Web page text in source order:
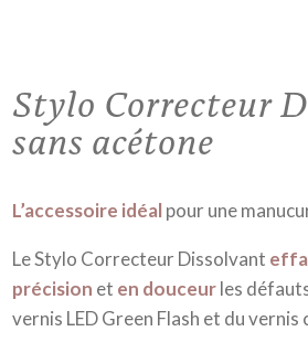
Stylo Correcteur
sans acétone
L’accessoire idéal pour une
Le Stylo Correcteur Dissolvant
précision et en douceurles
vernis LED Green Flash et du vernis